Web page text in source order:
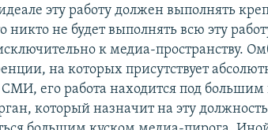
эту работу должен выполнять
никто не будет выполнять всю эту
к медиа-пространству.
на которых присутствует
его работа находится под
который назначит на эту